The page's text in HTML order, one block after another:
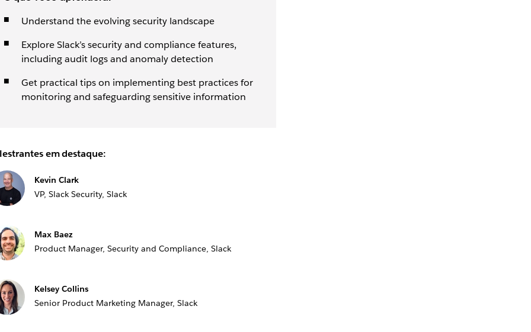
Understand the evolving security landscape
Explore Slack’s security and compliance features,
including audit logs and anomaly detection
Get practical tips on implementing best practices for
monitoring and safeguarding sensitive information
em destaque:
Kevin Clark
VP, Slack Security, Slack
Max Baez
Product Manager, Security and Compliance, Slack
Kelsey Collins
Senior Product Marketing Manager, Slack